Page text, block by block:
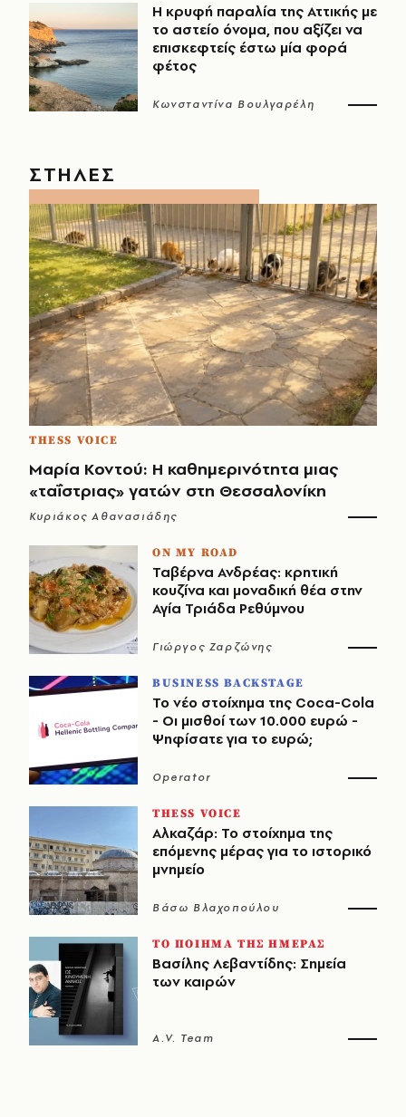
Η κρυφή παραλία της Αττικής με
το αστείο όνομα, που αξίζει να
επισκεφτείς έστω μία φορά
φέτος
Κωνσταντίνα Βουλγαρέλη
ΣΤΗΛΕΣ
THESS VOICE
Μαρία Κοντού: Η καθημερινότητα μιας
«ταΐστριας» γατών στη Θεσσαλονίκη
Κυριάκος Αθανασιάδης
ON MY ROAD
Ταβέρνα Ανδρέας: κρητική
κουζίνα και μοναδική θέα στην
Αγία Τριάδα Ρεθύμνου
Γιώργος Ζαρζώνης
BUSINESS BACKSTAGE
Το νέο στοίχημα της Coca-Cola
- Οι μισθοί των 10.000 ευρώ -
Ψηφίσατε για το ευρώ;
Operator
THESS VOICE
Αλκαζάρ: Το στοίχημα της
επόμενης μέρας για το ιστορικό
μνημείο
Βάσω Βλαχοπούλου
ΤΟ ΠΟΙΗΜΑ ΤΗΣ ΗΜΕΡΑΣ
Βασίλης Λεβαντίδης: Σημεία
των καιρών
A.V. Team